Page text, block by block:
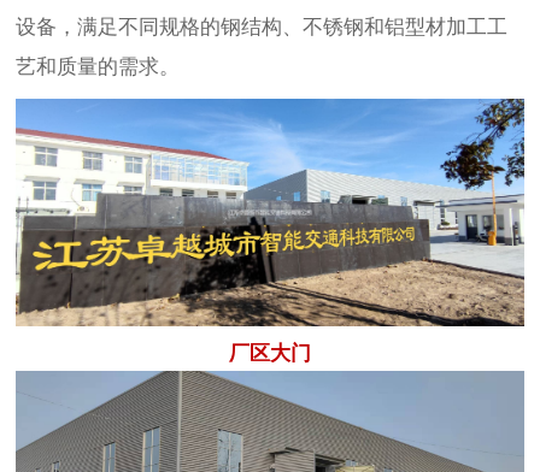
设备，满足不同规格的钢结构、不锈钢和铝型材加工工
艺和质量的需求。
厂区大门